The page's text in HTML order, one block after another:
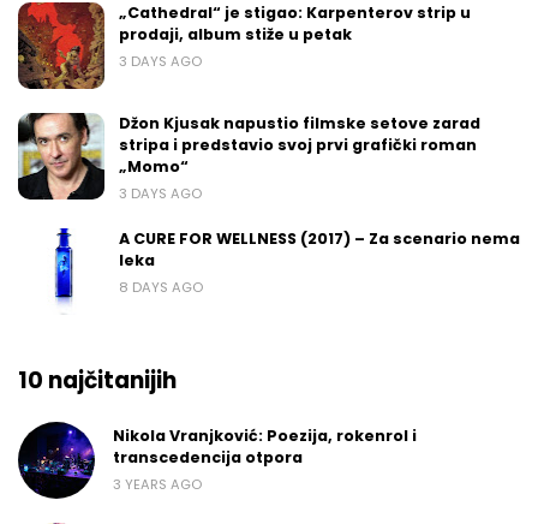
„Cathedral“ je stigao: Karpenterov strip u
prodaji, album stiže u petak
3 DAYS AGO
Džon Kjusak napustio filmske setove zarad
stripa i predstavio svoj prvi grafički roman
„Momo“
3 DAYS AGO
A CURE FOR WELLNESS (2017) – Za scenario nema
leka
8 DAYS AGO
10 najčitanijih
Nikola Vranjković: Poezija, rokenrol i
transcedencija otpora
3 YEARS AGO